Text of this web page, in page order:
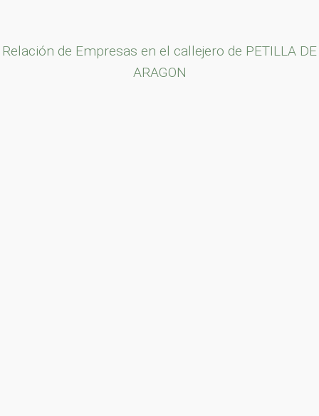
Relación de Empresas en el callejero de PETILLA DE
ARAGON